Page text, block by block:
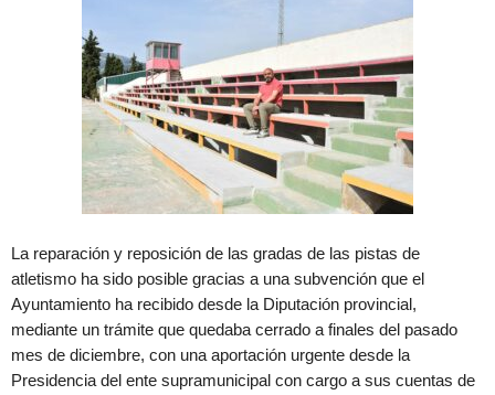
La reparación y reposición de las gradas de las pistas de
atletismo ha sido posible gracias a una subvención que el
Ayuntamiento ha recibido desde la Diputación provincial,
mediante un trámite que quedaba cerrado a finales del pasado
mes de diciembre, con una aportación urgente desde la
Presidencia del ente supramunicipal con cargo a sus cuentas de